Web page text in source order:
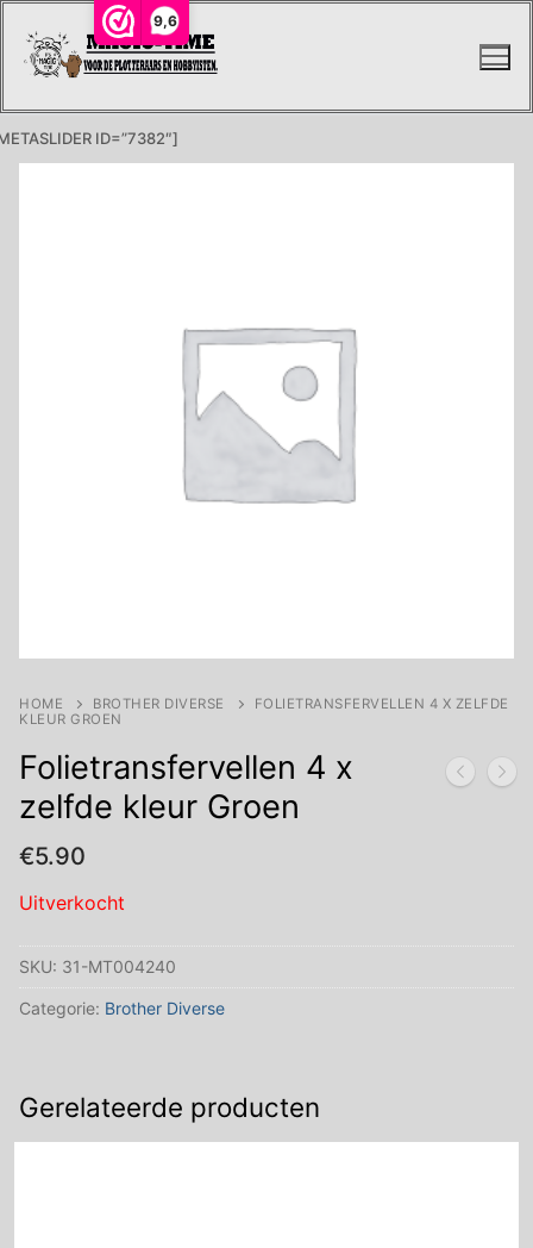
9,6
naar
ID=”7382″]
HOME BROTHER DIVERSE
FOLIETRANSFERVELLEN 4 X ZELFDE
KLEUR GROEN
Folietransfervellen 4 x
zelfde kleur Groen
€5.90
Uitverkocht
SKU: 31-MT004240
Categorie: Brother Diverse
Gerelateerde producten